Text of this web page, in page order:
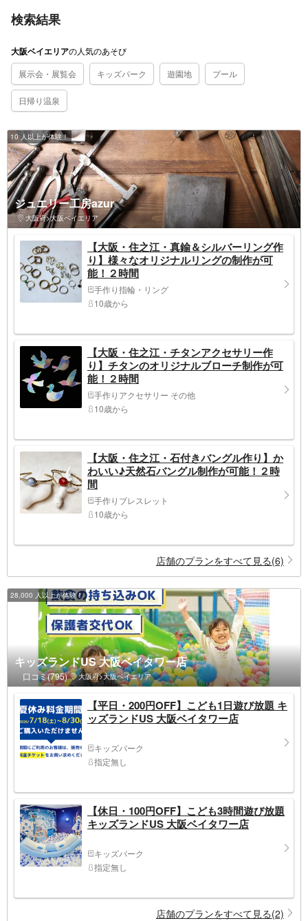
検索結果
大阪ベイエリアの人気のあそび
展示会・展覧会
キッズパーク 遊園地 プール
日帰り温泉
10 人以上が体験！
ジュエリー工房azur
大阪府>大阪ベイエリア
【大阪・住之江・真鍮＆シルバーリング作
り】様々なオリジナルリングの制作が可
能！２時間
手作り指輪・リング
10歳から
【大阪・住之江・チタンアクセサリー作
り】チタンのオリジナルブローチ制作が可
能！２時間
手作りアクセサリー その他
10歳から
【大阪・住之江・石付きバングル作り】か
わいい♪天然石バングル制作が可能！２時
間
手作りブレスレット
10歳から
店舗のプランをすべて見る(6)
28,000 人以上が体験！
キッズランドUS 大阪ベイタワー店
口コミ(795) 大阪府>大阪ベイエリア
【平日・200円OFF】こども1日遊び放題 キ
ッズランドUS 大阪ベイタワー店
キッズパーク
指定無し
【休日・100円OFF】こども3時間遊び放題
キッズランドUS 大阪ベイタワー店
キッズパーク
指定無し
店舗のプランをすべて見る(2)